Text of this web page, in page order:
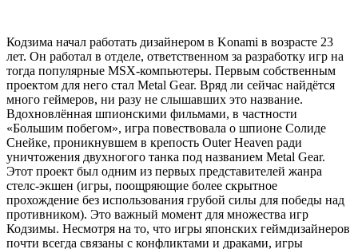
Кодзима начал работать дизайнером в Konami в возрасте 23
лет. Он работал в отделе, ответственном за разработку игр на
тогда популярные MSX-компьютеры. Первым собственным
проектом для него стал Metal Gear. Вряд ли сейчас найдётся
много геймеров, ни разу не слышавших это название.
Вдохновлённая шпионскими фильмами, в частности
«Большим побегом», игра повествовала о шпионе Солиде
Снейке, проникнувшем в крепость Outer Heaven ради
уничтожения двухногого танка под названием Metal Gear.
Этот проект был одним из первых представителей жанра
стелс-экшен (игры, поощряющие более скрытное
прохождение без использования грубой силы для победы над
противником). Это важный момент для множества игр
Кодзимы. Несмотря на то, что игры японских геймдизайнеров
почти всегда связаны с конфликтами и драками, игры